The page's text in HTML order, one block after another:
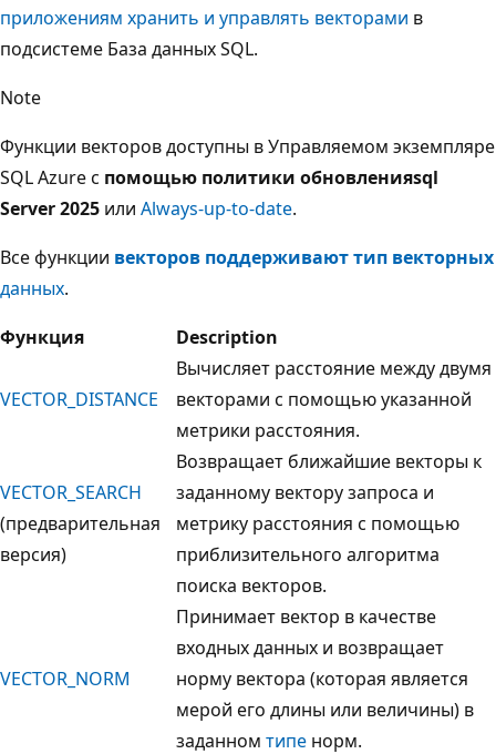
приложениям хранить и управлять векторами в
подсистеме База данных SQL.
Note
Функции векторов доступны в Управляемом экземпляре
SQL Azure с помощью политики обновленияsql
Server 2025 или Always-up-to-date.
Все функции векторов поддерживают тип векторных
данных.
Функция
Description
VECTOR_DISTANCE
Вычисляет расстояние между двумя
векторами с помощью указанной
метрики расстояния.
VECTOR_SEARCH
(предварительная
версия)
Возвращает ближайшие векторы к
заданному вектору запроса и
метрику расстояния с помощью
приблизительного алгоритма
поиска векторов.
VECTOR_NORM
Принимает вектор в качестве
входных данных и возвращает
норму вектора (которая является
мерой его длины или величины) в
заданном типе норм.